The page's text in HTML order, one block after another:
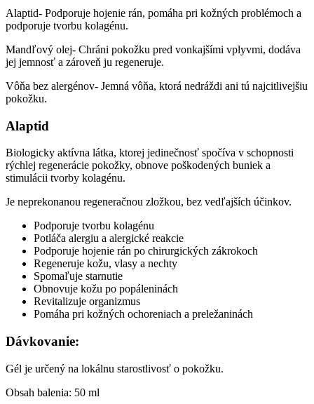
Alaptid- Podporuje hojenie rán, pomáha pri kožných problémoch a
podporuje tvorbu kolagénu.
Mandľový olej- Chráni pokožku pred vonkajšími vplyvmi, dodáva
jej jemnosť a zároveň ju regeneruje.
Vôňa bez alergénov- Jemná vôňa, ktorá nedráždi ani tú najcitlivejšiu
pokožku.
Alaptid
Biologicky aktívna látka, ktorej jedinečnosť spočíva v schopnosti
rýchlej regenerácie pokožky, obnove poškodených buniek a
stimulácii tvorby kolagénu.
Je neprekonanou regeneračnou zložkou, bez vedľajších účinkov.
Podporuje tvorbu kolagénu
Potláča alergiu a alergické reakcie
Podporuje hojenie rán po chirurgických zákrokoch
Regeneruje kožu, vlasy a nechty
Spomaľuje starnutie
Obnovuje kožu po popáleninách
Revitalizuje organizmus
Pomáha pri kožných ochoreniach a preležaninách
Dávkovanie:
Gél je určený na lokálnu starostlivosť o pokožku.
Obsah balenia: 50 ml